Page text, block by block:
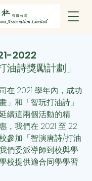
2022
油詩獎勵計劃」
在 2021 學年內，成功
」和「智玩打油詩」
續這兩個活動的精
，我們在 2021 至 22
參加「智演唐詩/打油
們委派導師到校與學
校提供適合同學學習